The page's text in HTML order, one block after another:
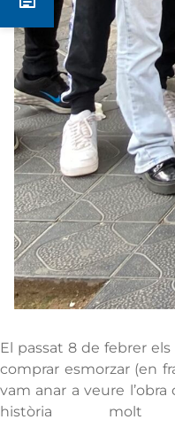
El passat 8 de febrer
comprar esmorzar (en
vam anar a veure
història molt
Notícies